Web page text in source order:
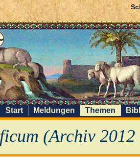
(Archiv 2012
Start Meldungen Themen